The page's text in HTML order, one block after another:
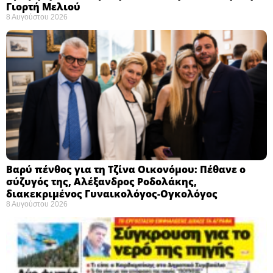
Γιορτή Μελιού
8 Αυγούστου 2026
Βαρύ πένθος για τη Τζίνα Οικονόμου: Πέθανε ο
σύζυγός της, Αλέξανδρος Ροδολάκης,
διακεκριμένος Γυναικολόγος-Ογκολόγος
8 Αυγούστου 2026